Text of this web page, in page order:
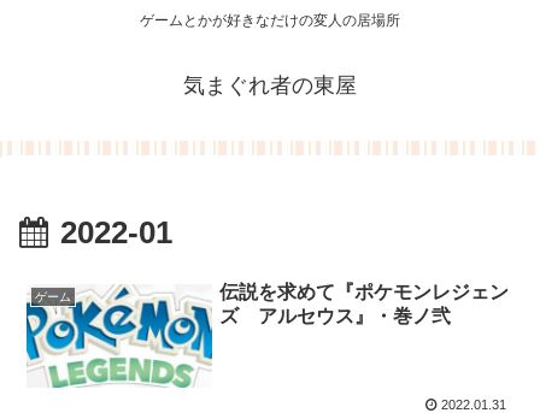
ゲームとかが好きなだけの変人の居場所
気まぐれ者の東屋
2022-01
ゲーム
伝説を求めて『ポケモンレジェン
ズ アルセウス』・巻ノ弐
2022.01.31